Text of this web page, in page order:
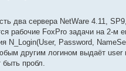
два сервера NetWare 4.11,
рабочие FoxPro задачи на 2-
N_Login(User, Password,
другим логином выдаёт
пробл.